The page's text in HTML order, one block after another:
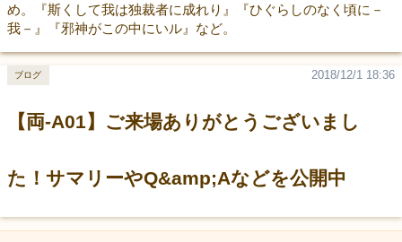
め。『斯くして我は独裁者に成れり』『ひぐらしのなく頃に－
我－』『邪神がこの中にいル』など。
【両-A01】ご来場ありがとうございまし
た！サマリーやQ&amp;Aなどを公開中
2018/12/1 18:36
ブログ